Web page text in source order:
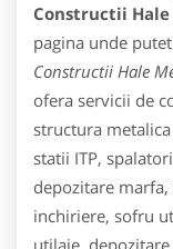
Constructii
pagina unde
Constructii Hale
ofera servicii de
structura
statii ITP,
depozitare
inchiriere, sofru
utilaje,